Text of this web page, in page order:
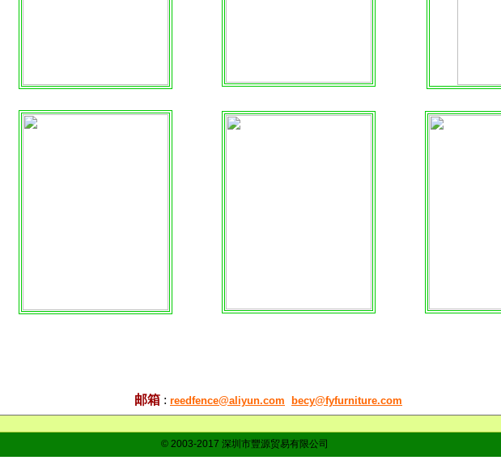
邮箱 : reedfence@aliyun.com becy@fyfurniture.com
© 2003-2017 深圳市豐源贸易有限公司